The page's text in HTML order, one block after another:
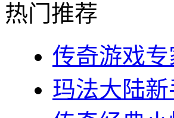
热门推荐
传奇游戏
玛法大陆